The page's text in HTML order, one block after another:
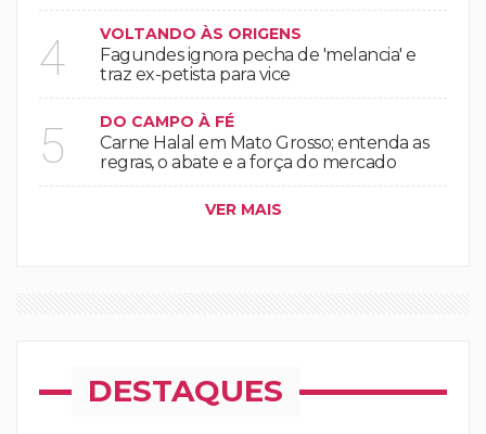
4 VOLTANDO ÀS ORIGENS
Fagundes ignora pecha de 'melancia' e
traz ex-petista para vice
5 DO CAMPO À FÉ
Carne Halal em Mato Grosso; entenda as
regras, o abate e a força do mercado
VER MAIS
DESTAQUES